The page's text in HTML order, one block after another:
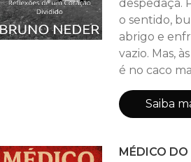
despedaça.
o sentido,
abrigo e
vazio. Mas,
é no caco
afiado que
verdade.
autor narra
Saiba
MÉDICO